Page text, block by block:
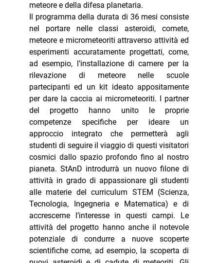
meteore e della difesa planetaria.
Il programma della durata di 36 mesi consiste
nel portare nelle classi asteroidi, comete,
meteore e micrometeoriti attraverso attività ed
esperimenti accuratamente progettati, come,
ad esempio, l’installazione di camere per la
rilevazione di meteore nelle scuole
partecipanti ed un kit ideato appositamente
per dare la caccia ai micrometeoriti. I partner
del progetto hanno unito le proprie
competenze specifiche per ideare un
approccio integrato che permetterà agli
studenti di seguire il viaggio di questi visitatori
cosmici dallo spazio profondo fino al nostro
pianeta. StAnD introdurrà un nuovo filone di
attività in grado di appassionare gli studenti
alle materie del curriculum STEM (Scienza,
Tecnologia, Ingegneria e Matematica) e di
accrescerne l’interesse in questi campi. Le
attività del progetto hanno anche il notevole
potenziale di condurre a nuove scoperte
scientifiche come, ad esempio, la scoperta di